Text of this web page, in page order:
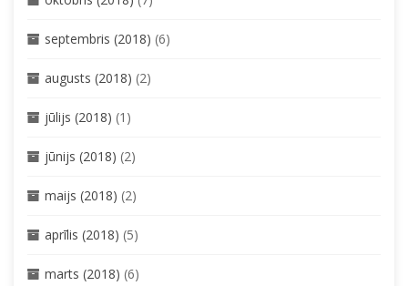
septembris (2018) (6)
augusts (2018) (2)
jūlijs (2018) (1)
jūnijs (2018) (2)
maijs (2018) (2)
aprīlis (2018) (5)
marts (2018) (6)